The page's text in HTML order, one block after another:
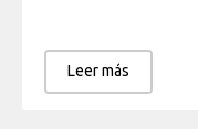
Leer más